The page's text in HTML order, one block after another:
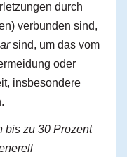
durch
verbunden sind,
sind, um das vom
oder
insbesondere
bis zu 30 Prozent